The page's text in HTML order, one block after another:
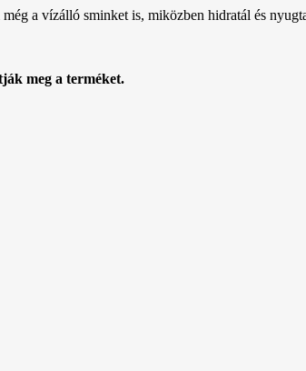
a vízálló sminket is, miközben hidratál és
meg a terméket.